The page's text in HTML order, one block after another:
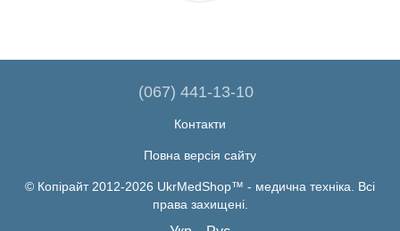
(067) 441-13-10
Контакти
Повна версія сайту
© Копірайт 2012-2026 UkrMedShop™ - медична техніка. Всі
права захищені.